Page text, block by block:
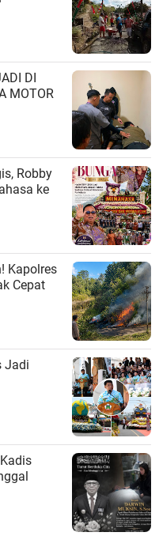
DI
MOTOR
Robby
ke
Kapolres
Cepat
Jadi